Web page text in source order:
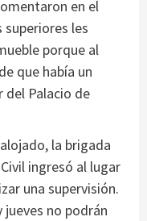
en el
superiores les
porque al
que había un
Palacio de
la brigada
ingresó al lugar
una supervisión.
no podrán